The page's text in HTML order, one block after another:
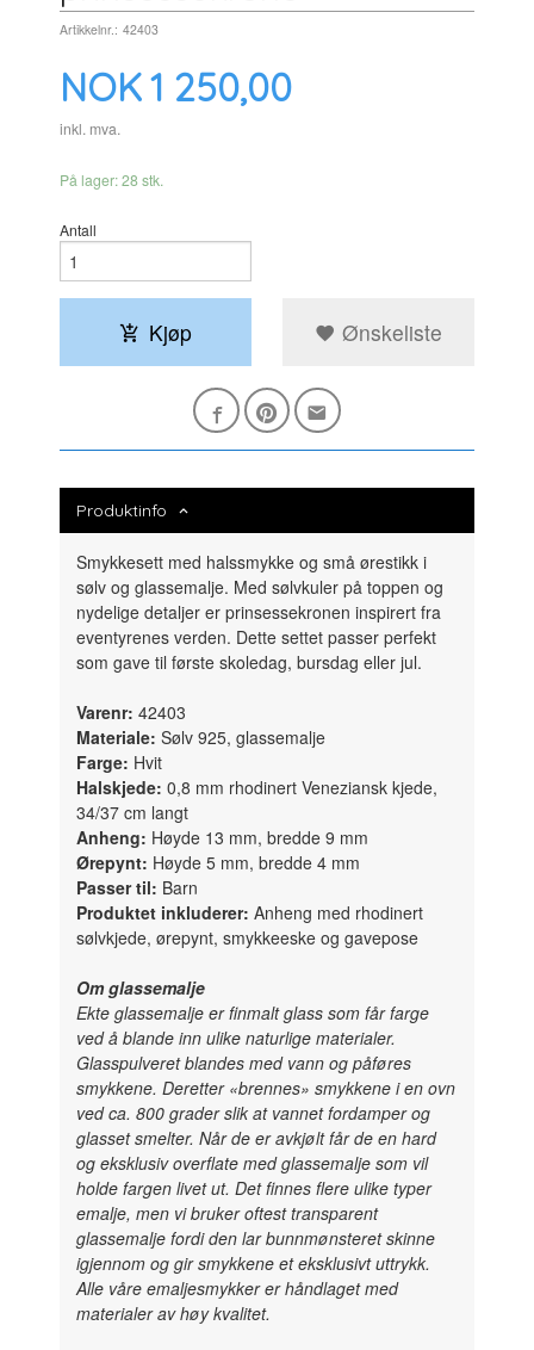
Artikkelnr.: 42403
Pris
NOK1 250,00
inkl. mva.
På lager: 28 stk.
Antall
Kjøp Ønskeliste
Produktinfo
Smykkesett med halssmykke og små ørestikk i
sølv og glassemalje. Med sølvkuler på toppen og
nydelige detaljer er prinsessekronen inspirert fra
eventyrenes verden. Dette settet passer perfekt
som gave til første skoledag, bursdag eller jul.
Varenr: 42403
Materiale: Sølv 925, glassemalje
Farge: Hvit
Halskjede: 0,8 mm rhodinert Veneziansk kjede,
34/37 cm langt
Anheng: Høyde 13 mm, bredde 9 mm
Ørepynt: Høyde 5 mm, bredde 4 mm
Passer til: Barn
Produktet inkluderer: Anheng med rhodinert
sølvkjede, ørepynt, smykkeeske og gavepose
Om glassemalje
Ekte glassemalje er finmalt glass som får farge
ved å blande inn ulike naturlige materialer.
Glasspulveret blandes med vann og påføres
smykkene. Deretter «brennes» smykkene i en ovn
ved ca. 800 grader slik at vannet fordamper og
glasset smelter. Når de er avkjølt får de en hard
og eksklusiv overflate med glassemalje som vil
holde fargen livet ut. Det finnes flere ulike typer
emalje, men vi bruker oftest transparent
glassemalje fordi den lar bunnmønsteret skinne
igjennom og gir smykkene et eksklusivt uttrykk.
Alle våre emaljesmykker er håndlaget med
materialer av høy kvalitet.